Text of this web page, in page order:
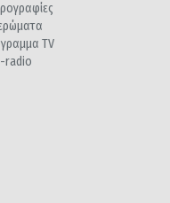
TV
radio